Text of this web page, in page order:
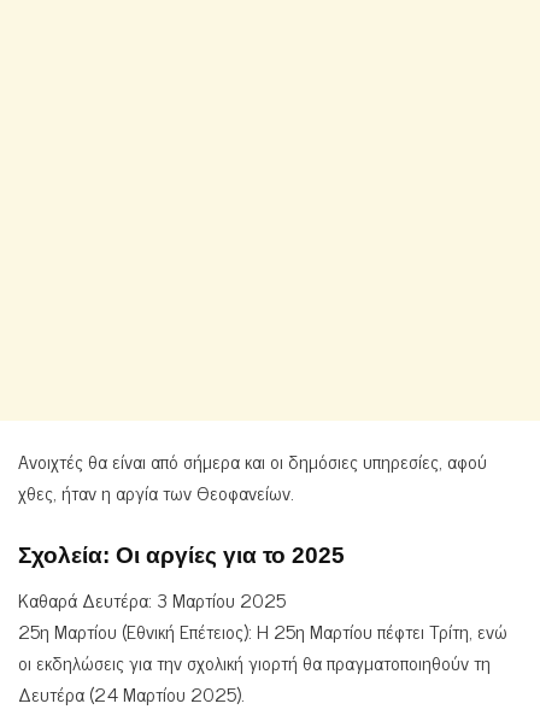
Ανοιχτές θα είναι από σήμερα και οι δημόσιες υπηρεσίες, αφού
χθες, ήταν η αργία των Θεοφανείων.
Σχολεία: Οι αργίες για το 2025
Καθαρά Δευτέρα: 3 Μαρτίου 2025
25η Μαρτίου (Eθνική Επέτειος): Η 25η Μαρτίου πέφτει Τρίτη, ενώ
οι εκδηλώσεις για την σχολική γιορτή θα πραγματοποιηθούν τη
Δευτέρα (24 Μαρτίου 2025).